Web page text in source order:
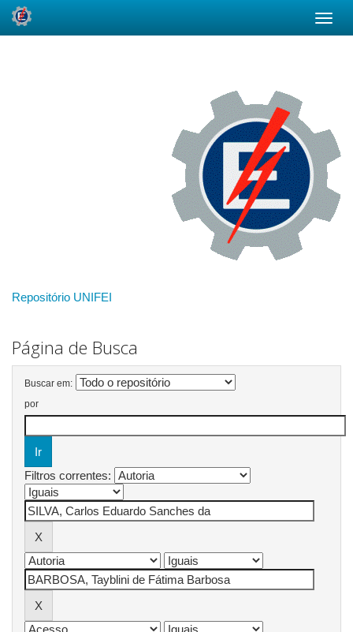
Repositório UNIFEI
Página de Busca
Buscar em:
por
Filtros correntes: